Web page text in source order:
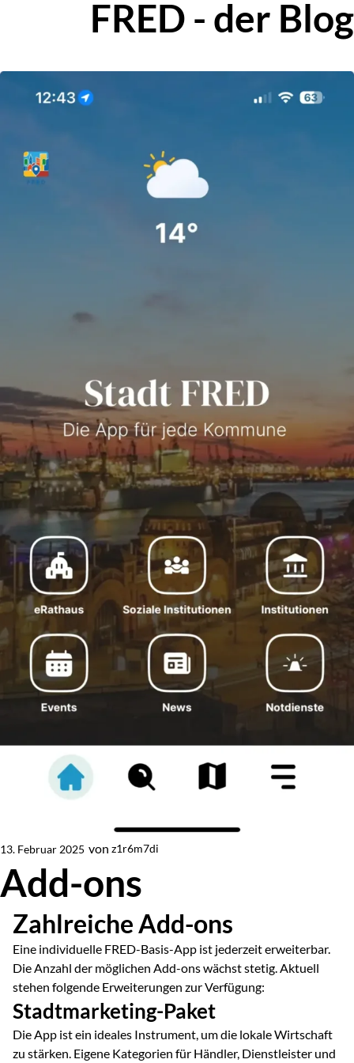
FRED - der Blog
13. Februar 2025 von
Von
z1r6m7di
Add-ons
Zahlreiche Add-ons
Eine individuelle FRED-Basis-App ist jederzeit erweiterbar.
Die Anzahl der möglichen Add-ons wächst stetig. Aktuell
stehen folgende Erweiterungen zur Verfügung:
Stadtmarketing-Paket
Die App ist ein ideales Instrument, um die lokale Wirtschaft
zu stärken. Eigene Kategorien für Händler, Dienstleister und